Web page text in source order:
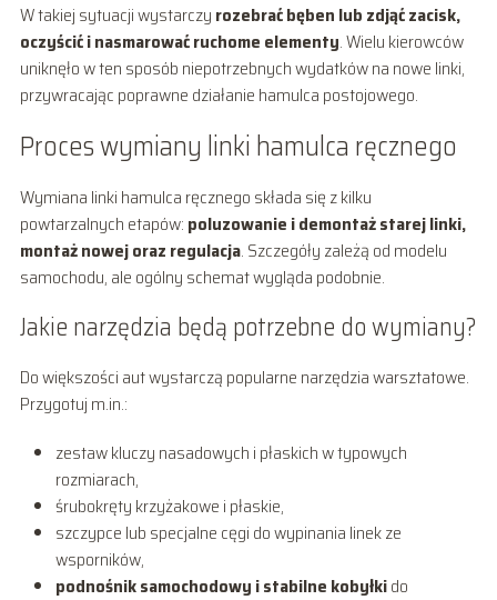
W takiej sytuacji wystarczy rozebrać bęben lub zdjąć zacisk,
oczyścić i nasmarować ruchome elementy. Wielu kierowców
uniknęło w ten sposób niepotrzebnych wydatków na nowe linki,
przywracając poprawne działanie hamulca postojowego.
Proces wymiany linki hamulca ręcznego
Wymiana linki hamulca ręcznego składa się z kilku
powtarzalnych etapów: poluzowanie i demontaż starej linki,
montaż nowej oraz regulacja. Szczegóły zależą od modelu
samochodu, ale ogólny schemat wygląda podobnie.
Jakie narzędzia będą potrzebne do wymiany?
Do większości aut wystarczą popularne narzędzia warsztatowe.
Przygotuj m.in.:
zestaw kluczy nasadowych i płaskich w typowych
rozmiarach,
śrubokręty krzyżakowe i płaskie,
szczypce lub specjalne cęgi do wypinania linek ze
wsporników,
podnośnik samochodowy i stabilne kobyłkido